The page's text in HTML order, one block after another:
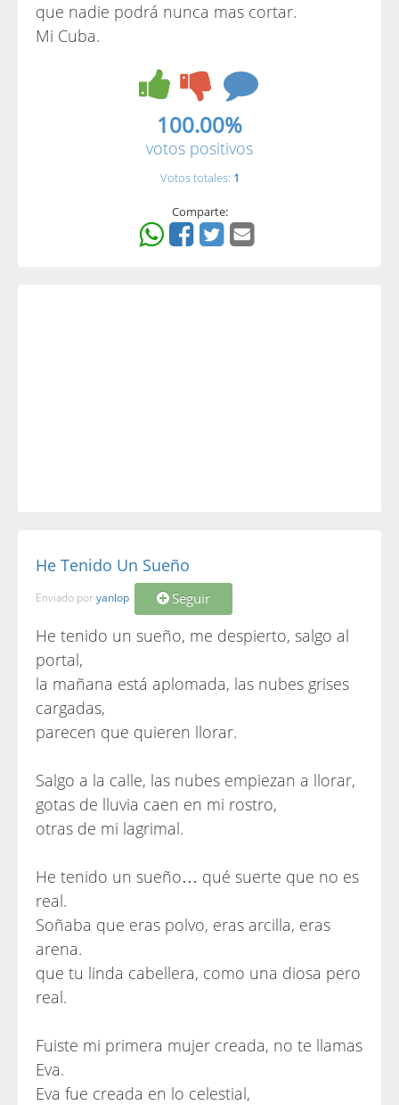
que nadie podrá nunca mas cortar.
Mi Cuba.
100.00%
votos positivos
Votos totales: 1
Comparte:
He Tenido Un Sueño
Enviado por yanlop Seguir
He tenido un sueño, me despierto, salgo al
portal,
la mañana está aplomada, las nubes grises
cargadas,
parecen que quieren llorar.
Salgo a la calle, las nubes empiezan a llorar,
gotas de lluvia caen en mi rostro,
otras de mi lagrimal.
He tenido un sueño… qué suerte que no es
real.
Soñaba que eras polvo, eras arcilla, eras
arena.
que tu linda cabellera, como una diosa pero
real.
Fuiste mi primera mujer creada, no te llamas
Eva.
Eva fue creada en lo celestial,